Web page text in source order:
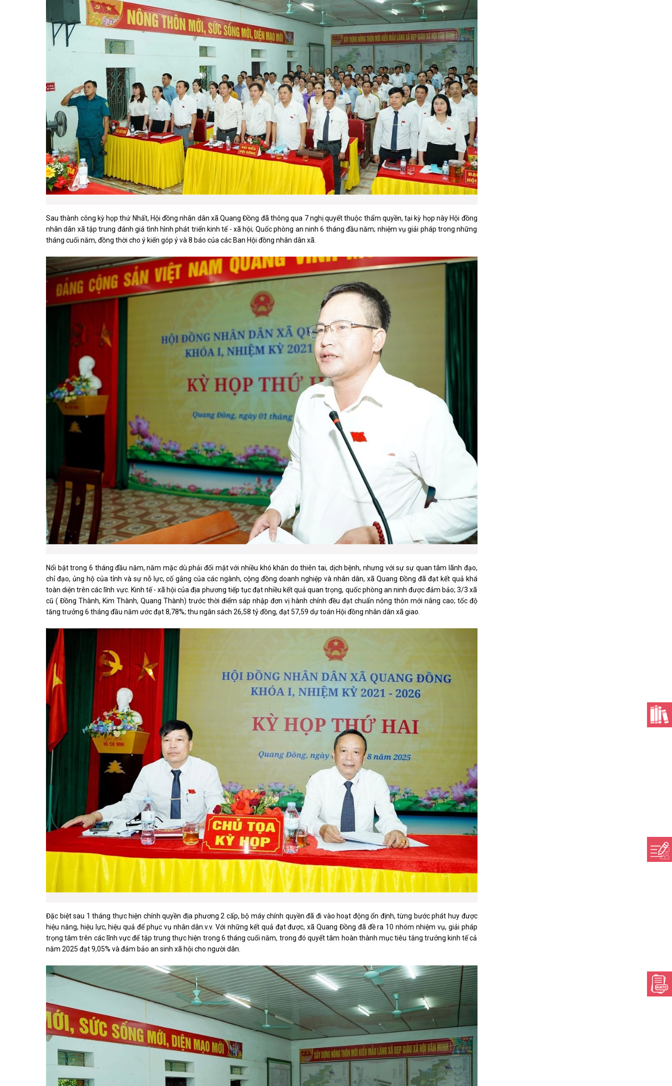
Sau thành công kỳ họp thứ Nhất, Hội đồng nhân dân xã Quang Đồng đã thông qua 7 nghị quyết thuộc thẩm quyền, tại kỳ họp này Hội đồng
nhân dân xã tập trung đánh giá tình hình phát triển kinh tế - xã hội; Quốc phòng an ninh 6 tháng đầu năm; nhiệm vụ giải pháp trong những
tháng cuối năm, đồng thời cho ý kiến góp ý và 8 báo của các Ban Hội đồng nhân dân xã.
Nổi bật trong 6 tháng đầu năm, năm mặc dù phải đối mặt với nhiều khó khăn do thiên tai, dịch bệnh, nhưng với sự sự quan tâm lãnh đạo,
chỉ đạo, ủng hộ của tỉnh và sự nỗ lực, cố gắng của các ngành, cộng đồng doanh nghiệp và nhân dân, xã Quang Đồng đã đạt kết quả khá
toàn diện trên các lĩnh vực. Kinh tế - xã hội của địa phương tiếp tục đạt nhiều kết quả quan trọng, quốc phòng an ninh được đảm bảo; 3/3 xã
cũ ( Đồng Thành, Kim Thành, Quang Thành) trước thời điểm sáp nhập đơn vị hành chính đều đạt chuẩn nông thôn mới nâng cao; tốc độ
tăng trưởng 6 tháng đầu năm ước đạt 8,78%; thu ngân sách 26,58 tỷ đồng, đạt 57,59 dự toán Hội đồng nhân dân xã giao.
Đặc biệt sau 1 tháng thực hiện chính quyền địa phương 2 cấp, bộ máy chính quyền đã đi vào hoạt động ổn định, từng bước phát huy được
hiệu năng, hiệu lực, hiệu quả để phục vụ nhân dân.v.v. Với những kết quả đạt được, xã Quang Đồng đã đề ra 10 nhóm nhiệm vụ, giải pháp
trọng tâm trên các lĩnh vực để tập trung thực hiện trong 6 tháng cuối năm, trong đó quyết tâm hoàn thành mục tiêu tăng trưởng kinh tế cả
năm 2025 đạt 9,05% và đảm bảo an sinh xã hội cho người dân.